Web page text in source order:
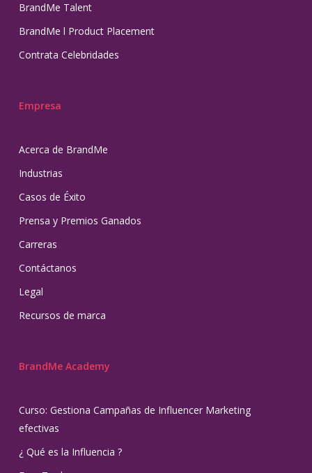
BrandMe Talent
BrandMe l Product Placement
Contrata Celebridades
Empresa
Acerca de BrandMe
Industrias
Casos de Éxito
Prensa y Premios Ganados
Carreras
Contáctanos
Legal
Recursos de marca
BrandMe Academy
Curso: Gestiona Campañas de Influencer Marketing
efectivas
¿ Qué es la Influencia ?